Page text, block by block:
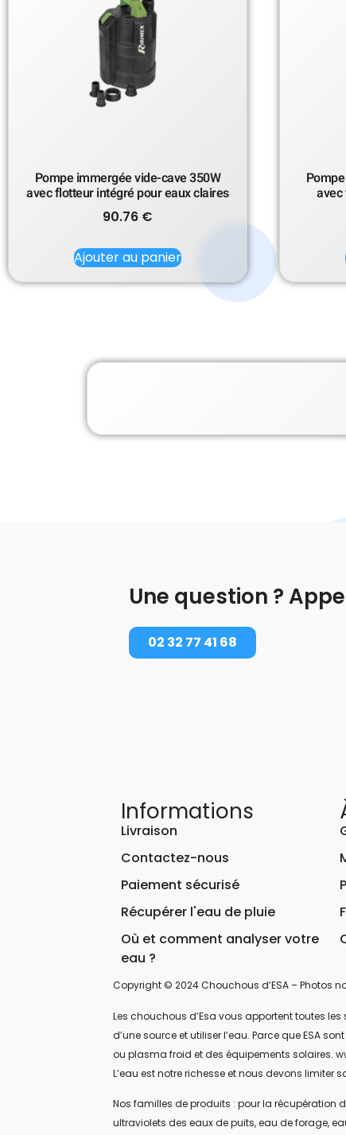
Pompe immergée vide-cave 350W
avec flotteur intégré pour eaux claires
90.76 €
Ajouter au panier
Une question ?
02 32 77 41 68
Informations
Livraison
Contactez-nous
Paiement sécurisé
Récupérer l'eau de pluie
Où et comment analyser votre
eau ?
Copyright © 2024 Chouchous d’ESA – Photos
Les chouchous d’Esa vous apportent toutes les
d’une source et utiliser l’eau. Parce que ESA
ou plasma froid et des équipements solaires.
L’eau est notre richesse et nous devons limiter
Nos familles de produits : pour la récupération
ultraviolets des eaux de puits, eau de forage,